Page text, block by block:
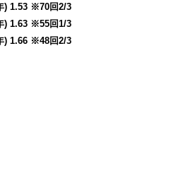
) 1.53 ※70回2/3
※55回1/3
※48回2/3